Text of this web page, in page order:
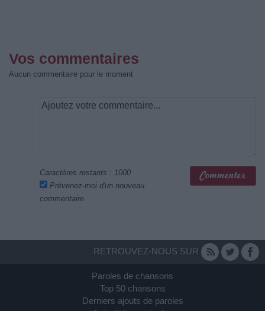
Vos commentaires
Aucun commentaire pour le moment
Caractères restants : 1000
Prévenez-moi d'un nouveau
commentaire
RETROUVEZ-NOUS SUR
Paroles de chansons
Top 50 chansons
Derniers ajouts de paroles